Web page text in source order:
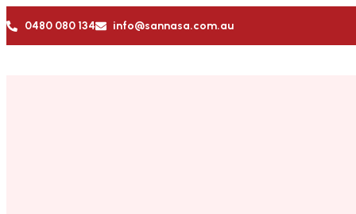
0480 080 134 info@sannasa.com.au